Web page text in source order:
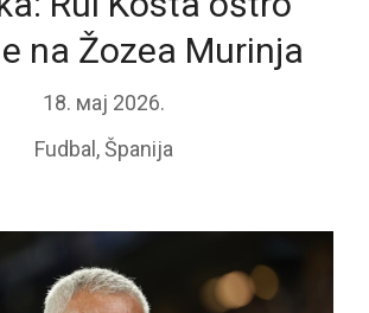
na Žozea Murinja
18. мај 2026.
Fudbal ,Španija